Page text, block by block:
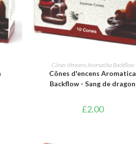
AJOUTER AU PANIER
Cônes d'encens Aromatika Backflow
Cônes d'encens Aromatica
Backflow - Sang de dragon
£2.00